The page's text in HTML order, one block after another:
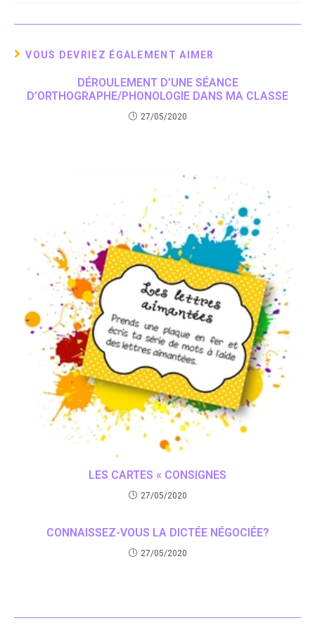
VOUS DEVRIEZ ÉGALEMENT AIMER
DÉROULEMENT D’UNE SÉANCE
D’ORTHOGRAPHE/PHONOLOGIE DANS MA CLASSE
27/05/2020
LES CARTES « CONSIGNES
27/05/2020
CONNAISSEZ-VOUS LA DICTÉE NÉGOCIÉE?
27/05/2020